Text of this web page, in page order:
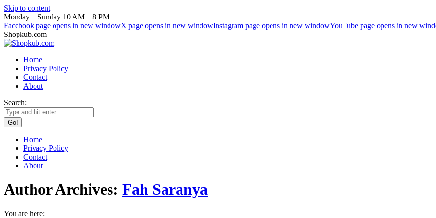
Skip to content
Monday – Sunday 10 AM – 8 PM
Facebook page opens in new windowX page opens in new windowInstagram page opens in new windowYouTube page opens in new
Shopkub.com
Home
Privacy Policy
Contact
About
Search:
Home
Privacy Policy
Contact
About
Author Archives: Fah Saranya
You are here: